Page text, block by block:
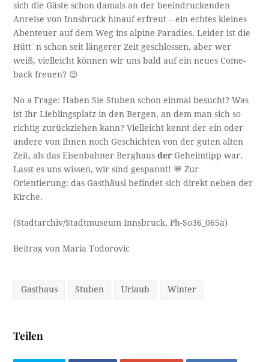
sich die Gäste schon damals an der beeindruckenden
Anreise von Innsbruck hinauf erfreut – ein echtes kleines
Abenteuer auf dem Weg ins alpine Paradies. Leider ist die
Hütt`n schon seit längerer Zeit geschlossen, aber wer
weiß, vielleicht können wir uns bald auf ein neues Come-
back freuen? 😉
No a Frage: Haben Sie Stuben schon einmal besucht? Was
ist Ihr Lieblingsplatz in den Bergen, an dem man sich so
richtig zurückziehen kann? Vielleicht kennt der ein oder
andere von Ihnen noch Geschichten von der guten alten
Zeit, als das Eisenbahner Berghausder Geheimtipp war.
Lasst es uns wissen, wir sind gespannt! 💬 Zur
Orientierung: das Gasthäusl befindet sich direkt neben der
Kirche.
(Stadtarchiv/Stadtmuseum Innsbruck, Ph-So36_065a)
Beitrag von Maria Todorovic
Gasthaus Stuben Urlaub Winter
Teilen